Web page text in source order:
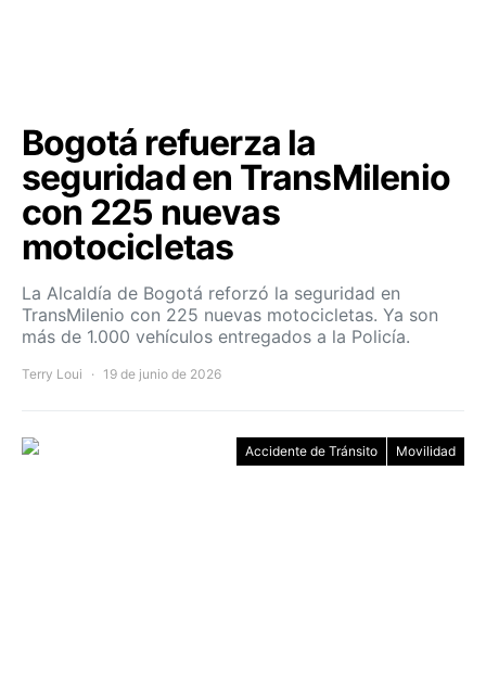
Bogotá refuerza la
seguridad en TransMilenio
con 225 nuevas
motocicletas
La Alcaldía de Bogotá reforzó la seguridad en
TransMilenio con 225 nuevas motocicletas. Ya son
más de 1.000 vehículos entregados a la Policía.
Terry Loui 19 de junio de 2026
Accidente de Tránsito Movilidad